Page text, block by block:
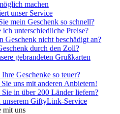
machen
unser Service
mein Geschenk so schnell?
ich unterschiedliche Preise?
Geschenk nicht beschädigt an?
durch den Zoll?
gebrandeten Grußkarten
Geschenke so teuer?
uns mit anderen Anbietern!
in über 200 Länder liefern?
unserem GiftyLink-Service
mit uns